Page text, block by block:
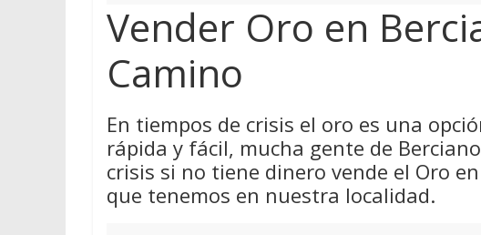
Vender Oro en
Camino
En tiempos de crisis el oro es una
rápida y fácil, mucha gente de
crisis si no tiene dinero vende el Oro
que tenemos en nuestra localidad.